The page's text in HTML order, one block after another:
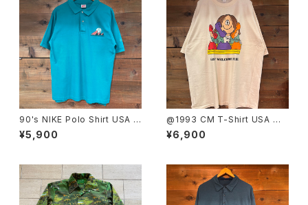
90's NIKE Polo Shirt USA M
ADE SIZE:L
¥5,900
@1993 CM T-Shirt USA MA
DE SIZE:3XL
¥6,900